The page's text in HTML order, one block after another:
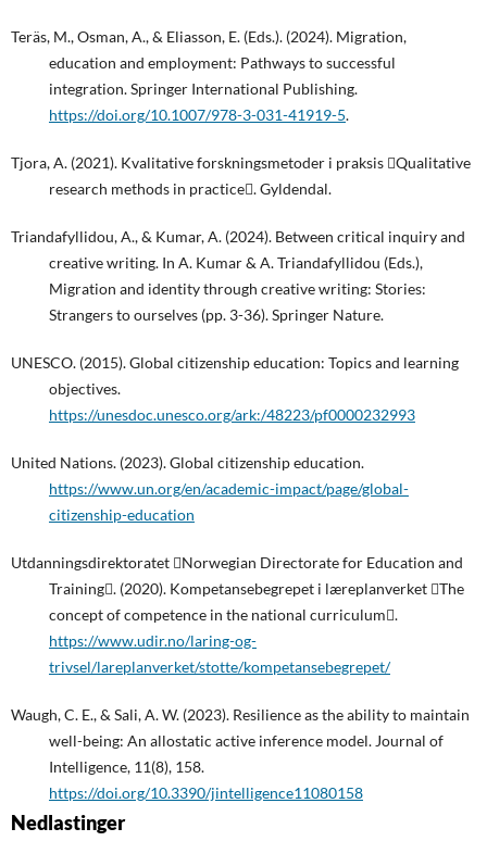
Teräs, M., Osman, A., & Eliasson, E. (Eds.). (2024). Migration,
education and employment: Pathways to successful
integration. Springer International Publishing.
https://doi.org/10.1007/978-3-031-41919-5.
Tjora, A. (2021). Kvalitative forskningsmetoder i praksis Qualitative
research methods in practice. Gyldendal.
Triandafyllidou, A., & Kumar, A. (2024). Between critical inquiry and
creative writing. In A. Kumar & A. Triandafyllidou (Eds.),
Migration and identity through creative writing: Stories:
Strangers to ourselves (pp. 3-36). Springer Nature.
UNESCO. (2015). Global citizenship education: Topics and learning
objectives.
https://unesdoc.unesco.org/ark:/48223/pf0000232993
United Nations. (2023). Global citizenship education.
https://www.un.org/en/academic-impact/page/global-
citizenship-education
Utdanningsdirektoratet Norwegian Directorate for Education and
Training. (2020). Kompetansebegrepet i læreplanverket The
concept of competence in the national curriculum.
https://www.udir.no/laring-og-
trivsel/lareplanverket/stotte/kompetansebegrepet/
Waugh, C. E., & Sali, A. W. (2023). Resilience as the ability to maintain
well-being: An allostatic active inference model. Journal of
Intelligence, 11(8), 158.
https://doi.org/10.3390/jintelligence11080158
Nedlastinger